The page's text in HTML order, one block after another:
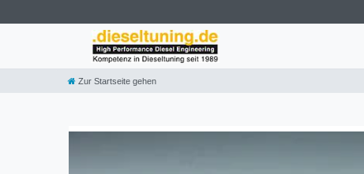
Zur Startseite gehen